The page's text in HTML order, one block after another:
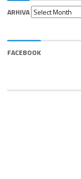
ARHIVA
Arhiva
FACEBOOK